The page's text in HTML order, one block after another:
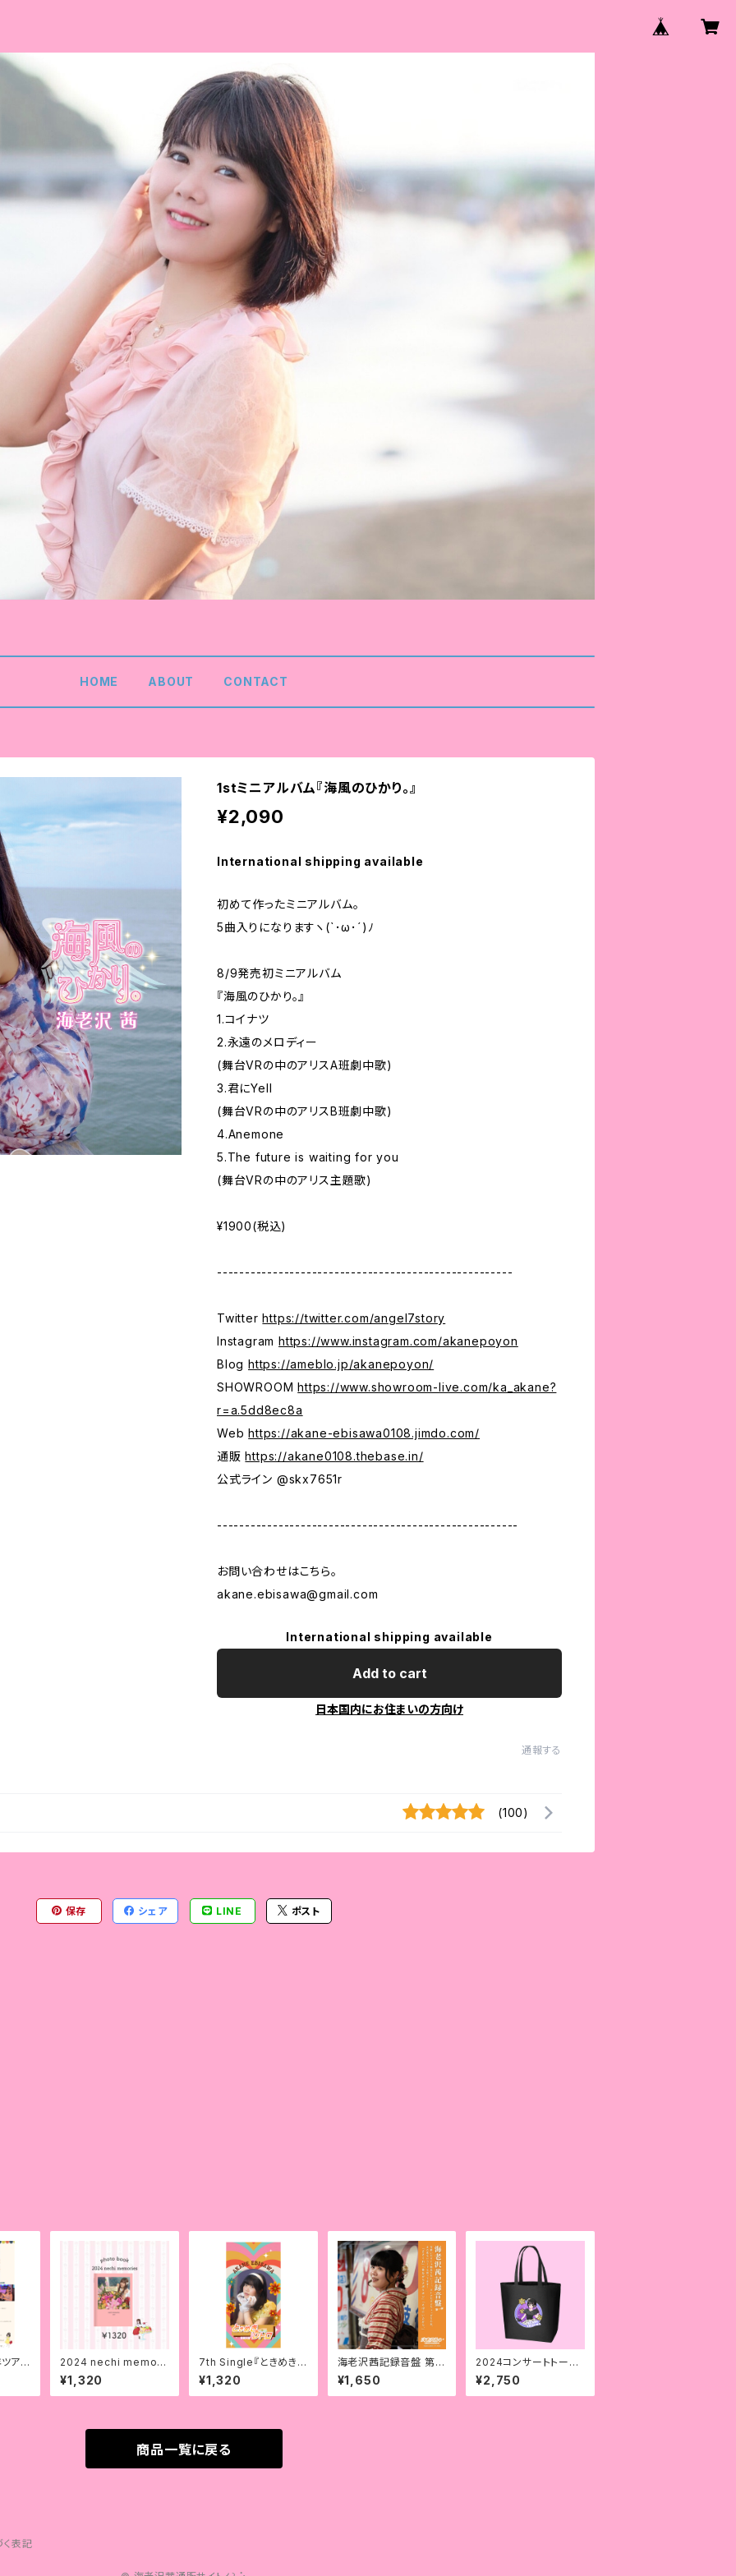
HOME ABOUT CONTACT
1stミニアルバム『海風のひかり。』
¥2,090
International shipping available
初めて作ったミニアルバム。
5曲入りになりますヽ(`･ω･´)ﾉ
‪8/9発売初ミニアルバム‬
‪『海風のひかり。』‬
‪1.コイナツ‬
‪2.永遠のメロディー‬
(舞台VRの中のアリスA班劇中歌)
‪3.君にYell‬
(舞台VRの中のアリスB班劇中歌)
‪4.Anemone‬
‪5.The future is waiting for you‬
‪(舞台VRの中のアリス主題歌)‬
¥1900(税込)
-----------------------------------------------------
Twitterhttps://twitter.com/angel7story
Instagram https://www.instagram.com/akanepoyon
Blog https://ameblo.jp/akanepoyon/
SHOWROOMhttps://www.showroom-live.com/ka_akane?
r=a.5dd8ec8a
Webhttps://akane-ebisawa0108.jimdo.com/
通販https://akane0108.thebase.in/
公式ライン @skx7651r
------------------------------------------------------
お問い合わせはこちら。
akane.ebisawa@gmail.com
International shipping available
Add to cart
日本国内にお住まいの方向け
通報する
(100)
保存 シェア LINE ポスト
ア
2024 nechi memori
es(photo book)【送
料無料】
¥1,320
7th Single『ときめき⭐︎
レトロ』
¥1,320
海老沢茜記録音盤 第一
弾
¥1,650
2024コンサートトート
バック
¥2,750
商品一覧に戻る
表記